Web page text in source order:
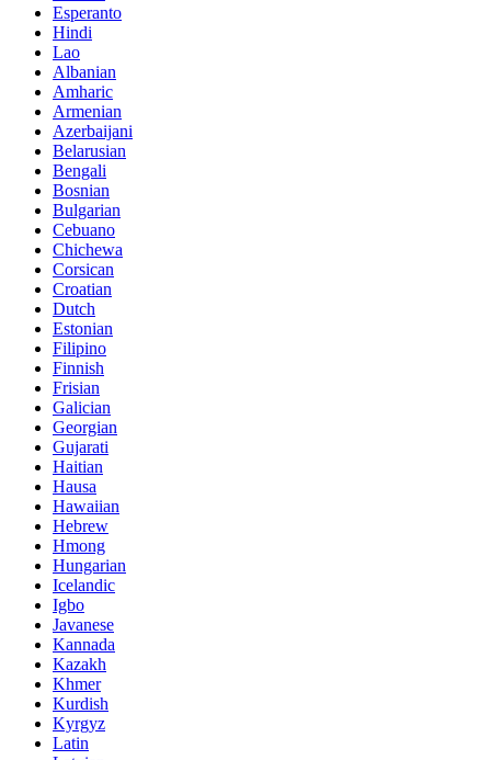
Esperanto
Hindi
Lao
Albanian
Amharic
Armenian
Azerbaijani
Belarusian
Bengali
Bosnian
Bulgarian
Cebuano
Chichewa
Corsican
Croatian
Dutch
Estonian
Filipino
Finnish
Frisian
Galician
Georgian
Gujarati
Haitian
Hausa
Hawaiian
Hebrew
Hmong
Hungarian
Icelandic
Igbo
Javanese
Kannada
Kazakh
Khmer
Kurdish
Kyrgyz
Latin